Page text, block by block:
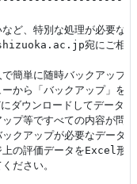
ど、特別な処理が必要な
宛にご相談
簡単に随時バックアップ
から「バックアップ」を
ダウンロードしてデータ
プ等ですべての内容が問
クアップが必要なデータ
上の評価データをExcel形
ださい。